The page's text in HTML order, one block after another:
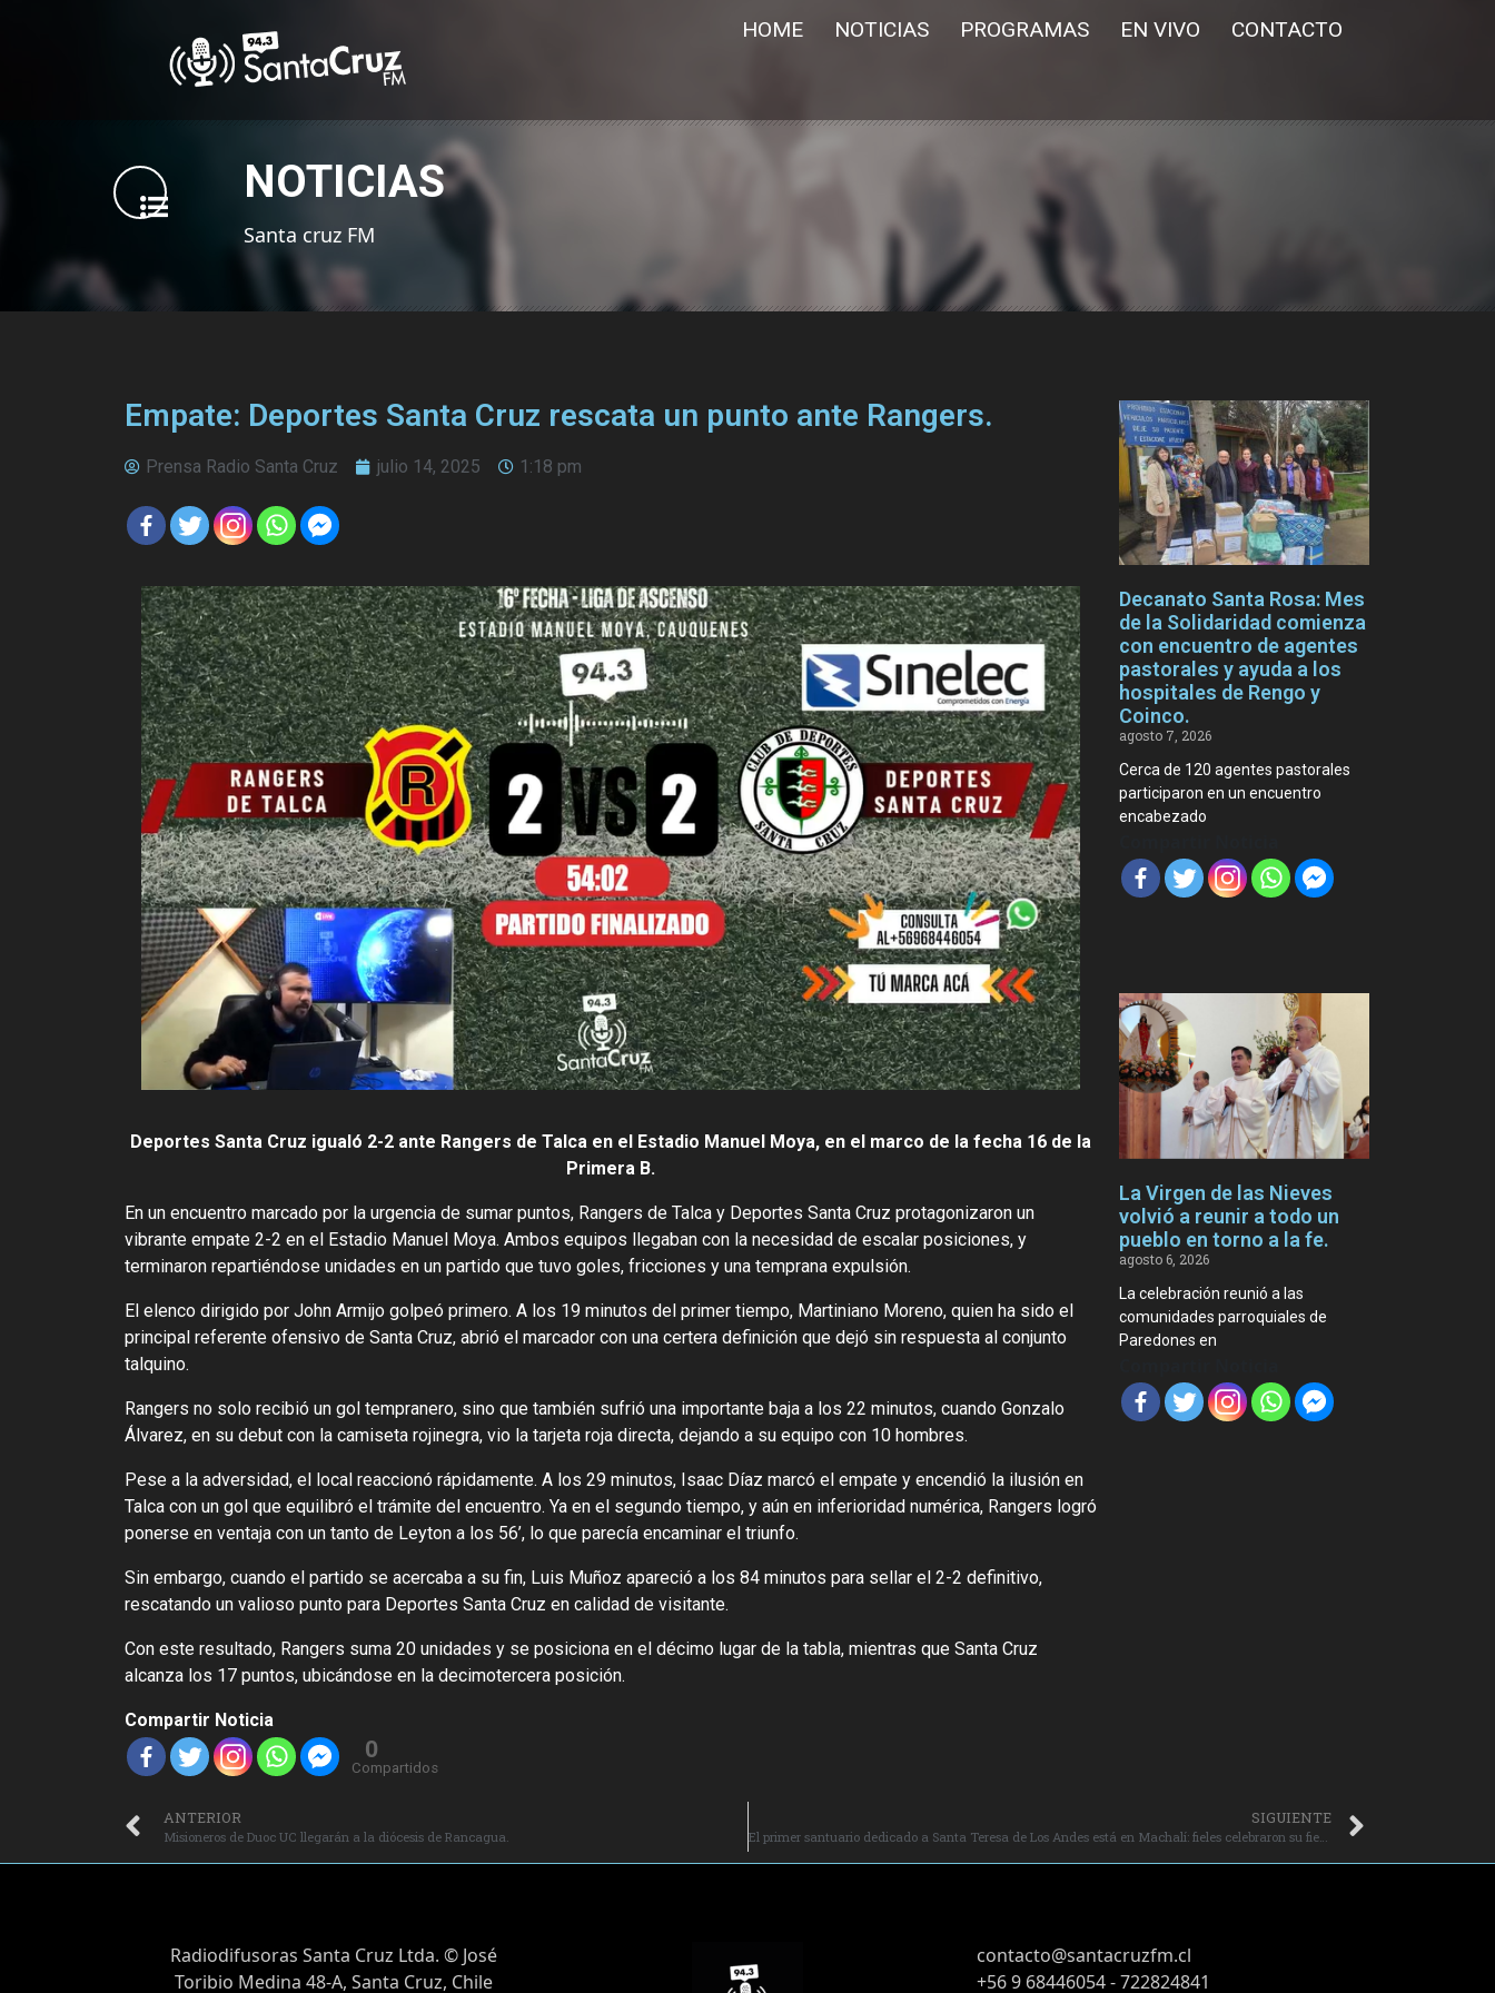
HOME NOTICIAS PROGRAMAS EN VIVO CONTACTO
NOTICIAS
Santa cruz FM
Empate: Deportes Santa Cruz rescata un punto ante Rangers.
Prensa Radio Santa Cruz julio 14, 2025 1:18 pm
Deportes Santa Cruz igualó 2-2 ante Rangers de Talca en el Estadio Manuel Moya, en el marco de la fecha 16 de la
Primera B.
En un encuentro marcado por la urgencia de sumar puntos, Rangers de Talca y Deportes Santa Cruz protagonizaron un
vibrante empate 2-2 en el Estadio Manuel Moya. Ambos equipos llegaban con la necesidad de escalar posiciones, y
terminaron repartiéndose unidades en un partido que tuvo goles, fricciones y una temprana expulsión.
El elenco dirigido por John Armijo golpeó primero. A los 19 minutos del primer tiempo, Martiniano Moreno, quien ha sido el
principal referente ofensivo de Santa Cruz, abrió el marcador con una certera definición que dejó sin respuesta al conjunto
talquino.
Rangers no solo recibió un gol tempranero, sino que también sufrió una importante baja a los 22 minutos, cuando Gonzalo
Álvarez, en su debut con la camiseta rojinegra, vio la tarjeta roja directa, dejando a su equipo con 10 hombres.
Pese a la adversidad, el local reaccionó rápidamente. A los 29 minutos, Isaac Díaz marcó el empate y encendió la ilusión en
Talca con un gol que equilibró el trámite del encuentro. Ya en el segundo tiempo, y aún en inferioridad numérica, Rangers logró
ponerse en ventaja con un tanto de Leyton a los 56’, lo que parecía encaminar el triunfo.
Sin embargo, cuando el partido se acercaba a su fin, Luis Muñoz apareció a los 84 minutos para sellar el 2-2 definitivo,
rescatando un valioso punto para Deportes Santa Cruz en calidad de visitante.
Con este resultado, Rangers suma 20 unidades y se posiciona en el décimo lugar de la tabla, mientras que Santa Cruz
alcanza los 17 puntos, ubicándose en la decimotercera posición.
Compartir Noticia
0
Compartidos
Decanato Santa Rosa: Mes
de la Solidaridad comienza
con encuentro de agentes
pastorales y ayuda a los
hospitales de Rengo y
Coinco.
agosto 7, 2026
Cerca de 120 agentes pastorales
participaron en un encuentro
encabezado
La Virgen de las Nieves
volvió a reunir a todo un
pueblo en torno a la fe.
agosto 6, 2026
La celebración reunió a las
comunidades parroquiales de
Paredones en
ANTERIOR
Misioneros de Duoc UC llegarán a la diócesis de Rancagua.
SIGUIENTE
El primer santuario dedicado a Santa Teresa de Los Andes está en Machalí: fieles celebraron su fiesta este pasado domingo.
Radiodifusoras Santa Cruz Ltda. © José
Toribio Medina 48-A, Santa Cruz, Chile
contacto@santacruzfm.cl
+56 9 68446054 - 722824841